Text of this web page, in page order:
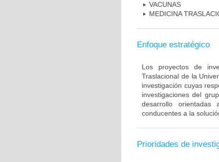
VACUNAS
MEDICINA
Enfoque estratégico
Los proyectos de
Traslacional de la
investigación cuyas
investigaciones del
desarrollo
conducentes a la
Prioridades de